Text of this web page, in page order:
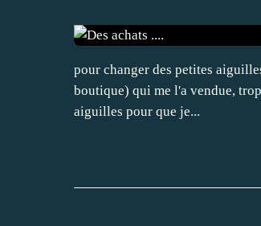
pour changer des petites
boutique) qui me l'a vendue,
aiguilles pour que je...